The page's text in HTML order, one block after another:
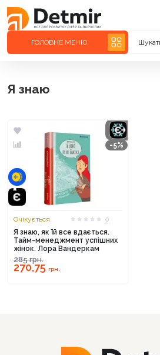
ГОЛОВНЕ МЕНЮ
Я знаю
-5%
Очікується
0
Я знаю, як їй все вдається.
Тайм-менеджмент успішних
жінок. Лора Вандеркам
285грн.
270,75 грн.